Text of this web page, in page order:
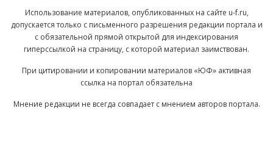
Использование материалов, опубликованных на сайте u-f.ru,
допускается только с письменного разрешения редакции портала и
с обязательной прямой открытой для индексирования
гиперссылкой на страницу, с которой материал заимствован.
При цитировании и копировании материалов «ЮФ» активная
ссылка на портал обязательна
Мнение редакции не всегда совпадает с мнением авторов портала.